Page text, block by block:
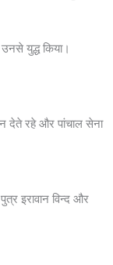
युद्ध किया।
देते रहे और पांचाल सेना
इरावान विन्द और